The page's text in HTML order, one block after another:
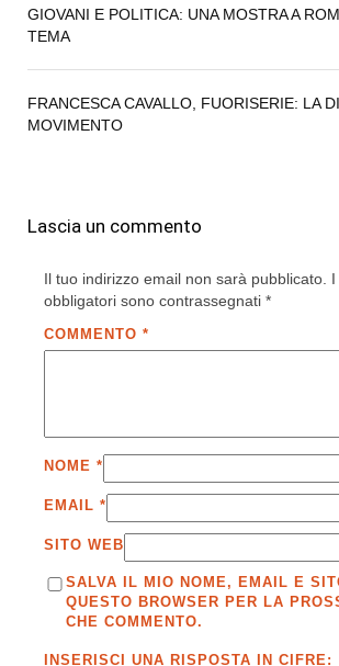
GIOVANI E POLITICA: UNA MOSTRA A
TEMA
FRANCESCA CAVALLO, FUORISERIE: LA
MOVIMENTO
Lascia un commento
Il tuo indirizzo email non sarà pubblicato.
obbligatori sono contrassegnati *
COMMENTO *
NOME *
EMAIL *
SITO WEB
SALVA IL MIO NOME, EMAIL E
QUESTO BROWSER PER LA
CHE COMMENTO.
INSERISCI UNA RISPOSTA IN CIFRE: